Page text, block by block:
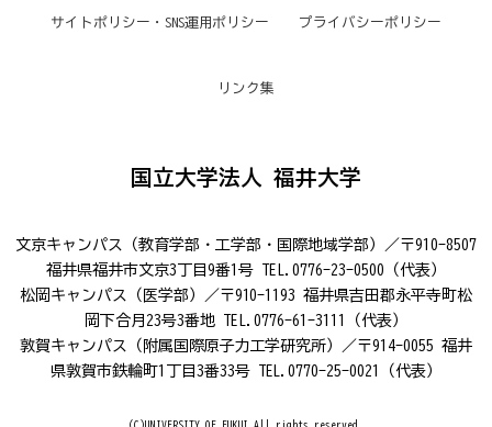
サイトポリシー・SNS運用ポリシー プライバシーポリシー
リンク集
国立大学法人 福井大学
文京キャンパス（教育学部・工学部・国際地域学部）／〒910-8507
福井県福井市文京3丁目9番1号 TEL.0776-23-0500（代表）
松岡キャンパス（医学部）／〒910-1193 福井県吉田郡永平寺町松
岡下合月23号3番地 TEL.0776-61-3111（代表）
敦賀キャンパス（附属国際原子力工学研究所）／〒914-0055 福井
県敦賀市鉄輪町1丁目3番33号 TEL.0770-25-0021（代表）
(C)UNIVERSITY OF FUKUI.All rights reserved.